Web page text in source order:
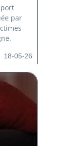
par
18-05-26